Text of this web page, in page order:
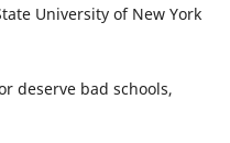
University of New York
deserve bad schools,